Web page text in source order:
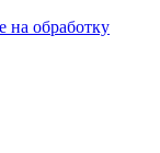
на обработку